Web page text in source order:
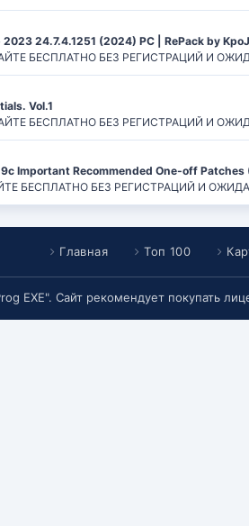
24.7.4.1251 (2024) PC | RePack by
БЕСПЛАТНО БЕЗ РЕГИСТРАЦИЙ И
Vol.1
БЕСПЛАТНО БЕЗ РЕГИСТРАЦИЙ И
Important Recommended One-off Patches
БЕСПЛАТНО БЕЗ РЕГИСТРАЦИЙ И
Главная Топ 100
EXE". Сайт рекомендует покупать